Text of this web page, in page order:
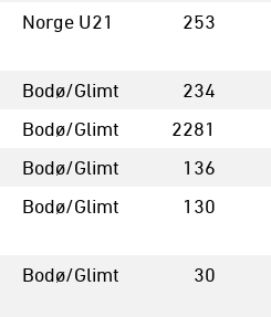
Norge U21 253
Bodø/Glimt 234
Bodø/Glimt 2281
Bodø/Glimt 136
Bodø/Glimt 130
Bodø/Glimt 30